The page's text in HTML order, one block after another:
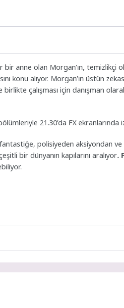
anne olan Morgan’ın, temizlikçi
konu alıyor. Morgan’ın üstün
çalışması için danışman
21.30’da FX
polisiyeden aksiyondan
bir dünyanın kapılarını aralıyor.